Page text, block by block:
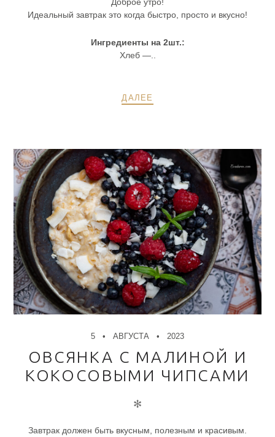
Идеальный завтрак это когда быстро, просто и вкусно!
Ингредиенты на 2шт.:
Хлеб —..
ДАЛЕЕ
5 АВГУСТА 2023
ОВСЯНКА С МАЛИНОЙ И
КОКОСОВЫМИ ЧИПСАМИ
✻
Завтрак должен быть вкусным, полезным и красивым.